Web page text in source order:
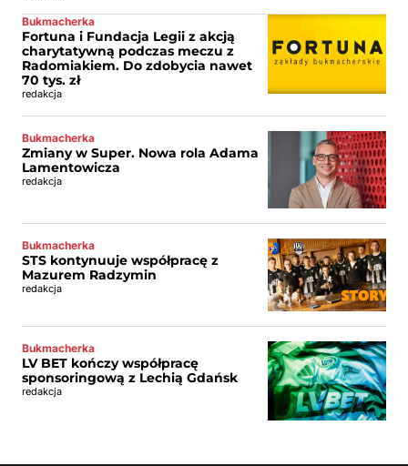
Bukmacherka
Fortuna i Fundacja Legii z akcją
charytatywną podczas meczu z
Radomiakiem. Do zdobycia nawet
70 tys. zł
redakcja
Bukmacherka
Zmiany w Super. Nowa rola Adama
Lamentowicza
redakcja
Bukmacherka
STS kontynuuje współpracę z
Mazurem Radzymin
redakcja
Bukmacherka
LV BET kończy współpracę
sponsoringową z Lechią Gdańsk
redakcja